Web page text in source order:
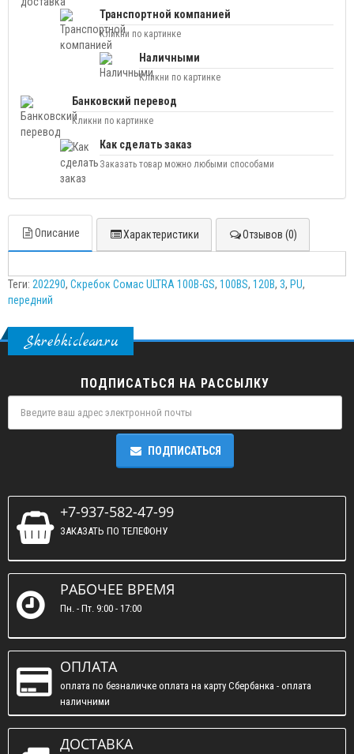
Транспортной компанией
Кликни по картинке
Наличными
Кликни по картинке
Банковский перевод
Кликни по картинке
Как сделать заказ
Заказать товар можно любыми способами
Описание Характеристики Отзывов (0)
Теги: 202290, Скребок Сомас ULTRA 100B-GS, 100BS, 120B, 3, PU,
передний
Skrebkiclean.ru
ПОДПИСАТЬСЯ НА РАССЫЛКУ
ПОДПИСАТЬСЯ
+7-937-582-47-99
ЗАКАЗАТЬ ПО ТЕЛЕФОНУ
РАБОЧЕЕ ВРЕМЯ
Пн. - Пт. 9:00 - 17:00
ОПЛАТА
оплата по безналичке оплата на карту Сбербанка - оплата
наличними
ДОСТАВКА